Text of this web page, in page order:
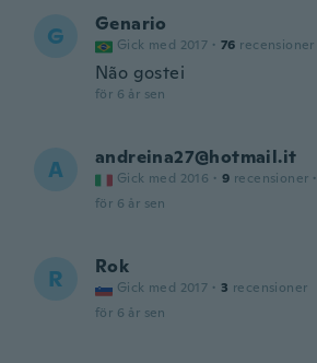
G Genario
Gick med 2017 · 76 recensioner
Não gostei
för 6 år sen
A andreina27@hotmail.it
Gick med 2016 · 9 recensioner ·
för 6 år sen
R Rok
Gick med 2017 · 3 recensioner
för 6 år sen